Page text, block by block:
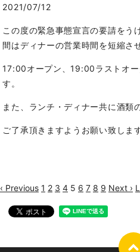
2021/07/12
この度の緊急事態宣言の要請をう
間はディナーの営業時間を短縮さ
17:00オープン、19:00ラストオ
す。
また、ランチ・ディナー共に酒類
ご了承頂きますようお願い致します
‹ Previous 1 2 3 4 5 6 7 8 9 Next ›